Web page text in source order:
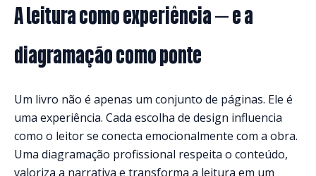
A leitura como experiência — e a
diagramação como ponte
Um livro não é apenas um conjunto de páginas. Ele é
uma experiência. Cada escolha de design influencia
como o leitor se conecta emocionalmente com a obra.
Uma diagramação profissional respeita o conteúdo,
valoriza a narrativa e transforma a leitura em um